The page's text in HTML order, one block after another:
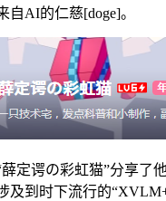
自AI的仁慈[doge]。
谔の彩虹猫”分享了
及到时下流行的